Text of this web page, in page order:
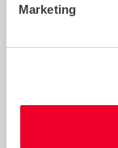
Marketing